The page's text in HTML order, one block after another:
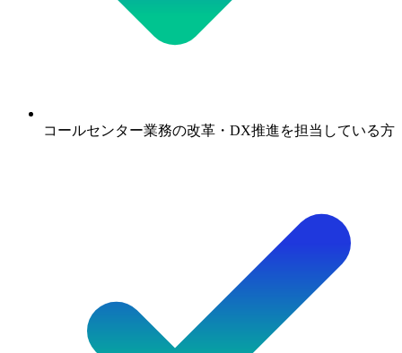
コールセンター業務の改革・DX推進を担当している方